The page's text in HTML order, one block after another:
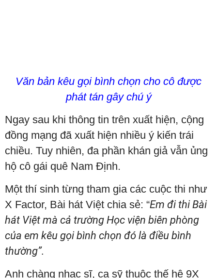
Văn bản kêu gọi bình chọn cho cô được
phát tán gây chú ý
Ngay sau khi thông tin trên xuất hiện, cộng
đồng mạng đã xuất hiện nhiều ý kiến trái
chiều. Tuy nhiên, đa phần khán giả vẫn ủng
hộ cô gái quê Nam Định.
Một thí sinh từng tham gia các cuộc thi như
X Factor, Bài hát Việt chia sẻ: “Em đi thi Bài
hát Việt mà cả trường Học viện biên phòng
của em kêu gọi bình chọn đó là điều bình
thường”.
Anh chàng nhạc sĩ, ca sỹ thuộc thế hệ 9X